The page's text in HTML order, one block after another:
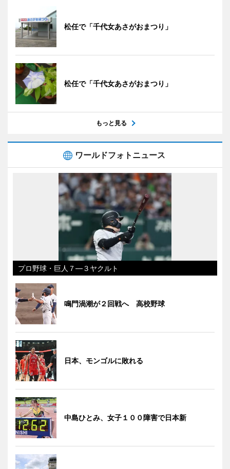
松任で「千代女あさがおまつり」
松任で「千代女あさがおまつり」
もっと見る
ワールドフォトニュース
プロ野球・巨人７―３ヤクルト
鳴門渦潮が２回戦へ 高校野球
日本、モンゴルに敗れる
中島ひとみ、女子１００障害で日本新